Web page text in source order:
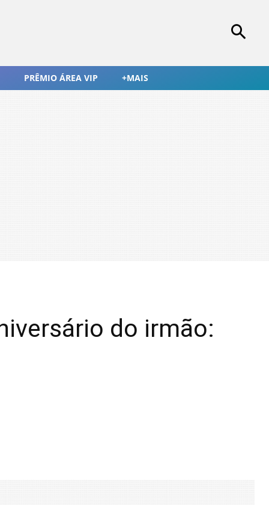
PRÊMIO ÁREA VIP +MAIS
do irmão: